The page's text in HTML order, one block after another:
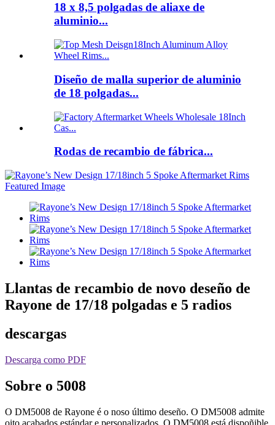
18 x 8,5 polgadas de aliaxe de
aluminio...
Diseño de malla superior de aluminio
de 18 polgadas...
Rodas de recambio de fábrica...
Llantas de recambio de novo deseño de
Rayone de 17/18 polgadas e 5 radios
descargas
Descarga como PDF
Sobre o 5008
O DM5008 de Rayone é o noso último deseño. O DM5008 admite
oito acabados estándar e personalizados. O DM5008 está dispoñible